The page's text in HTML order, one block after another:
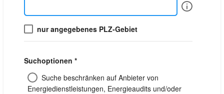
Info
nur angegebenes PLZ-Gebiet
Suchoptionen *
Suche beschränken auf Anbieter von
Energiedienstleistungen, Energieaudits und/oder